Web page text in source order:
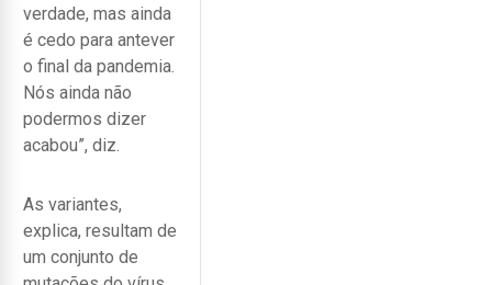
verdade, mas ainda
é cedo para antever
o final da pandemia.
Nós ainda não
podermos dizer
acabou”, diz.
As variantes,
explica, resultam de
um conjunto de